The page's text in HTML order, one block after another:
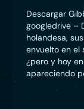
Descargar
googledrive –
holandesa,
envuelto en el
¿pero y hoy
apareciendo